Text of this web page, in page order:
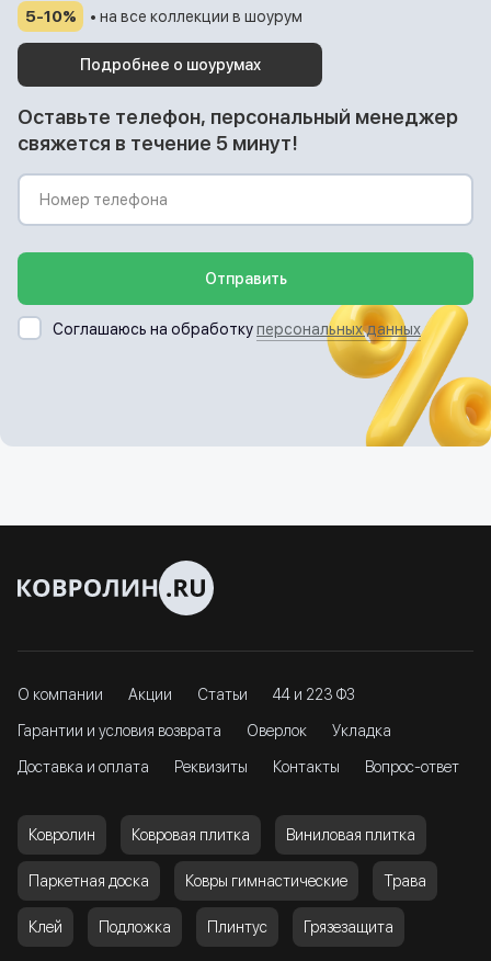
5-10% • на все коллекции в шоурум
Подробнее о шоурумах
Оставьте телефон, персональный менеджер
свяжется в течение 5 минут!
Отправить
Соглашаюсь на обработкуперсональных данных
О компании Акции Статьи 44 и 223 ФЗ
Гарантии и условия возврата Оверлок Укладка
Доставка и оплата Реквизиты Контакты Вопрос-ответ
Ковролин Ковровая плитка Виниловая плитка
Паркетная доска Ковры гимнастические Трава
Клей Подложка Плинтус Грязезащита